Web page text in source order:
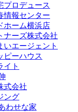
プロデュース
情報センター
ホーム横浜店
ナーズ株式会社
いエージェント
ピーハウス
イト
式会社
ング
わせな家